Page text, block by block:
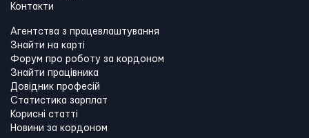
Контакти
Агентства з працевлаштування
Знайти на карті
Форум про роботу за кордоном
Знайти працівника
Довідник професій
Статистика зарплат
Корисні статті
Новини за кордоном